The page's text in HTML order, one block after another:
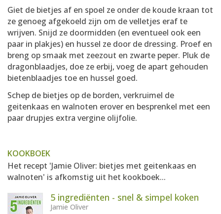
Giet de bietjes af en spoel ze onder de koude kraan tot
ze genoeg afgekoeld zijn om de velletjes eraf te
wrijven. Snijd ze doormidden (en eventueel ook een
paar in plakjes) en hussel ze door de dressing. Proef en
breng op smaak met zeezout en zwarte peper. Pluk de
dragonblaadjes, doe ze erbij, voeg de apart gehouden
bietenblaadjes toe en hussel goed.
Schep de bietjes op de borden, verkruimel de
geitenkaas en walnoten erover en besprenkel met een
paar drupjes extra vergine olijfolie.
KOOKBOEK
Het recept 'Jamie Oliver: bietjes met geitenkaas en
walnoten' is afkomstig uit het kookboek...
5 ingrediënten - snel & simpel koken
Jamie Oliver